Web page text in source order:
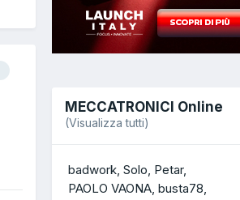
MECCATRONICI Online
(Visualizza tutti)
badwork Solo Petar
PAOLO VAONA busta78